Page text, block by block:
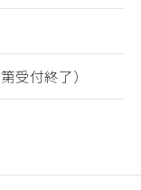
受付終了）